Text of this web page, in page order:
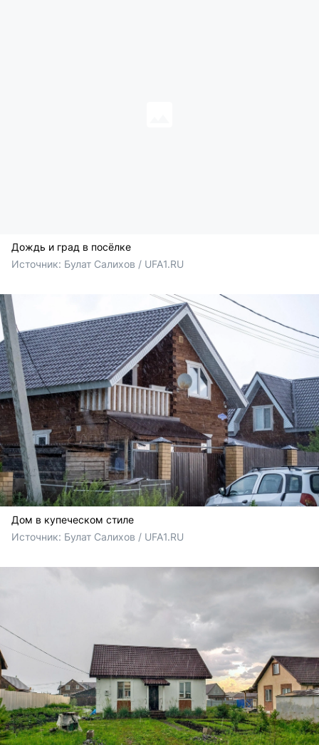
Дождь и град в посёлке
Источник: Булат Салихов / UFA1.RU
Дом в купеческом стиле
Источник: Булат Салихов / UFA1.RU